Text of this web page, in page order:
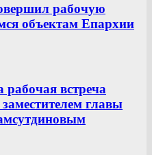
рабочую
объектам Епархии
встреча
главы